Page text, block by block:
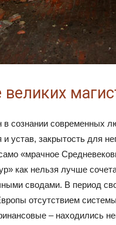
в сознании современных
и устав, закрытость для
«мрачное
как нельзя лучше
сводами. В период
отсутствием
– находились